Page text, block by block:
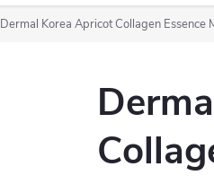
Dermal Korea Apricot Collagen Essence